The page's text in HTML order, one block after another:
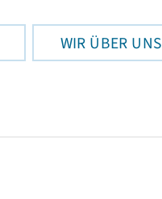
WIR ÜBER UNS